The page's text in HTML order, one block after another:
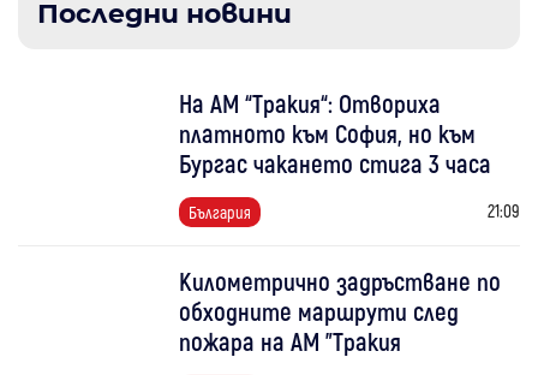
Последни новини
На АМ “Тракия“: Отвориха
платното към София, но към
Бургас чакането стига 3 часа
България 21:09
Километрично задръстване по
обходните маршрути след
пожара на АМ "Тракия